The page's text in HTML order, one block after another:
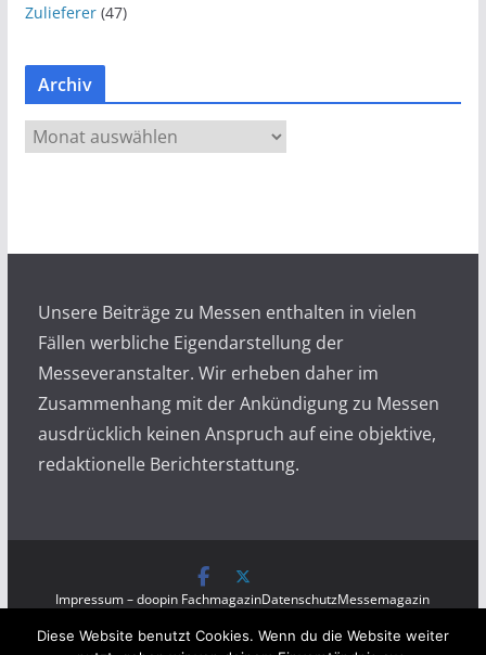
Zulieferer(47)
Archiv
r
Unsere Beiträge zu Messen enthalten in vielen
Fällen werbliche Eigendarstellung der
Messeveranstalter. Wir erheben daher im
Zusammenhang mit der Ankündigung zu Messen
ausdrücklich keinen Anspruch auf eine objektive,
redaktionelle Berichterstattung.
Impressum – doopin FachmagazinDatenschutzMessemagazin
Copyright © 2026Messen auf doopin.de. All rights
Diese Website benutzt Cookies. Wenn du die Website weiter